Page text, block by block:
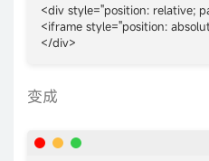
<div style="position: relative;
<iframe style="position:
</div>
变成